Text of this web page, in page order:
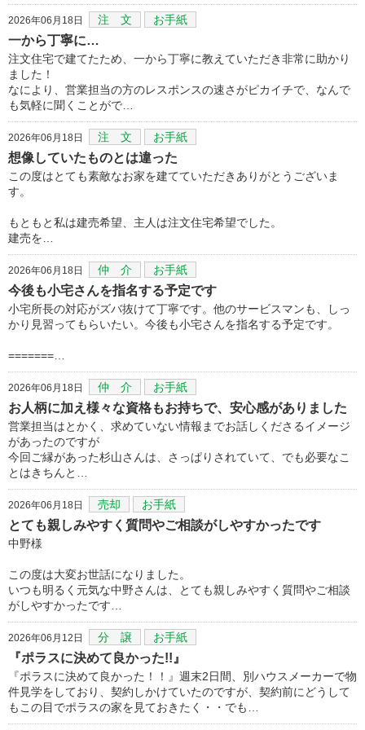
2026年06月18日 注 文 お手紙
一から丁寧に…
注文住宅で建てたため、一から丁寧に教えていただき非常に助かり
ました！
なにより、営業担当の方のレスポンスの速さがピカイチで、なんで
も気軽に聞くことがで…
2026年06月18日 注 文 お手紙
想像していたものとは違った
この度はとても素敵なお家を建てていただきありがとうございま
す。
もともと私は建売希望、主人は注文住宅希望でした。
建売を…
2026年06月18日 仲 介 お手紙
今後も小宅さんを指名する予定です
小宅所長の対応がズバ抜けて丁寧です。他のサービスマンも、しっ
かり見習ってもらいたい。今後も小宅さんを指名する予定です。
=======…
2026年06月18日 仲 介 お手紙
お人柄に加え様々な資格もお持ちで、安心感がありました
営業担当はとかく、求めていない情報までお話しくださるイメージ
があったのですが
今回ご縁があった杉山さんは、さっぱりされていて、でも必要なこ
とはきちんと…
2026年06月18日 売却 お手紙
とても親しみやすく質問やご相談がしやすかったです
中野様
この度は大変お世話になりました。
いつも明るく元気な中野さんは、とても親しみやすく質問やご相談
がしやすかったです…
2026年06月12日 分 譲 お手紙
『ポラスに決めて良かった!!』
『ポラスに決めて良かった！！』週末2日間、別ハウスメーカーで物
件見学をしており、契約しかけていたのですが、契約前にどうして
もこの目でポラスの家を見ておきたく・・でも…